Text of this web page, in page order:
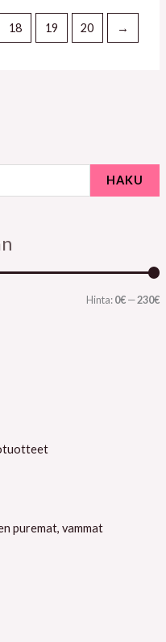
HAKU
i
i
a
i
Hinta:0€—230€
puremat, vammat
18 19 20 →